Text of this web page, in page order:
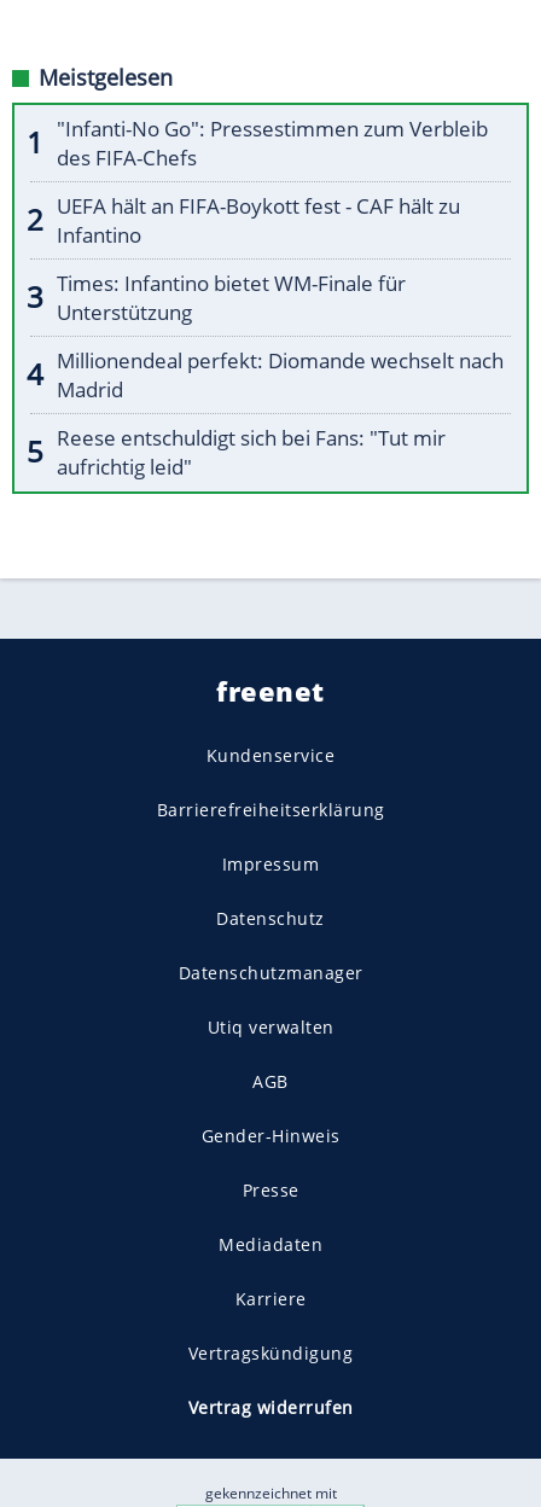
Meistgelesen
"Infanti-No Go": Pressestimmen zum Verbleib
des FIFA-Chefs
UEFA hält an FIFA-Boykott fest - CAF hält zu
Infantino
Times: Infantino bietet WM-Finale für
Unterstützung
Millionendeal perfekt: Diomande wechselt nach
Madrid
Reese entschuldigt sich bei Fans: "Tut mir
aufrichtig leid"
freenet
Kundenservice
Barrierefreiheitserklärung
Impressum
Datenschutz
Datenschutzmanager
Utiq verwalten
AGB
Gender-Hinweis
Presse
Mediadaten
Karriere
Vertragskündigung
Vertrag widerrufen
gekennzeichnet mit